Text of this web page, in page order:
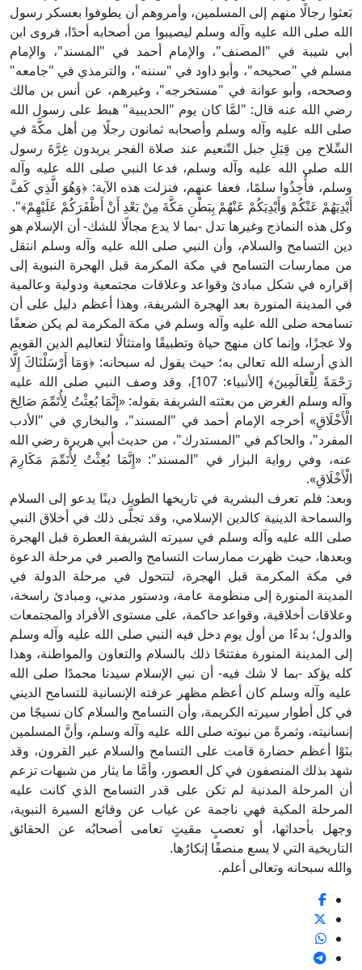
بَعثوا رجالًا منهم إلى المسلمين، وأمروهم أن يطوفوا بعسكر رسول
الله صلى الله عليه وآله وسلم ليصيبوا من أصحابه أحدًا، فروى ابن
أبي شيبة في "المصنف"، والإمام أحمد في "المسند"، والإمام
مسلم في "صحيحه"، وأبو داود في "سننه"، والترمذي في "جامعه"
وصححه، وأبو عوانة في "مستخرجه"، وغيرهم، عن أنس بن مالك
رضي الله عنه قال: "لمَّا كان يوم "الحديبية" هبط على رسول الله
صلى الله عليه وآله وسلم وأصحابه ثمانون رجلًا مِن أهل مكَّةَ في
السِّلاح مِن قِبَلِ جبل التّنعيم عند صلاة الفجر يريدون غِرَّةَ رسول
الله صلى الله عليه وآله وسلم، فدعا النبي صلى الله عليه وآله
وسلم، فأُخِذُوا سلمًا، فعفا عنهم، فنزلت هذه الآية: ﴿وَهُوَ الَّذِي كَفَّ
أَيْدِيَهُمْ عَنْكُمْ وَأَيْدِيَكُمْ عَنْهُمْ بِبَطْنِ مَكَّةَ مِنْ بَعْدِ أَنْ أَظْفَرَكُمْ عَلَيْهِمْ﴾".
وكل هذه النماذج وغيرها تدل -بما لا يدع مجالًا للشك- أن الإسلام هو
دين التسامح والسلام، وأن النبي صلى الله عليه وآله وسلم انتقل
من ممارسات التسامح في مكة المكرمة قبل الهجرة النبوية إلى
إقراره في شكل مبادئ وقواعد وعلاقات مجتمعية ودولية وعالمية
في المدينة المنورة بعد الهجرة الشريفة، وهذا أعظم دليل على أن
تسامحه صلى الله عليه وآله وسلم في مكة المكرمة لم يكن ضعفًا
ولا عجزًا، وإنما كان منهج حياة وتطبيقًا وامتثالًا لتعاليم الدين القويم
الذي أرسله الله تعالى به؛ حيث يقول له سبحانه: ﴿وَمَا أَرْسَلْنَاكَ إِلَّا
رَحْمَةً لِلْعَالَمِينَ﴾ [الأنبياء: 107]، وقد وصف النبي صلى الله عليه
وآله وسلم الغرض من بعثته الشريفة بقوله: «إِنَّمَا بُعِثْتُ لِأُتَمِّمَ صَالِحَ
الْأَخْلَاقِ» أخرجه الإمام أحمد في "المسند"، والبخاري في "الأدب
المفرد"، والحاكم في "المستدرك"، من حديث أبي هريرة رضي الله
عنه، وفي رواية البزار في "المسند": «إِنَّمَا بُعِثْتُ لِأُتَمِّمَ مَكَارِمَ
الْأَخْلَاقِ».
وبعد: فلم تعرف البشرية في تاريخها الطويل دينًا يدعو إلى السلام
والسماحة الدينية كالدين الإسلامي، وقد تجلَّى ذلك في أخلاق النبي
صلى الله عليه وآله وسلم في سيرته الشريفة العطرة قبل الهجرة
وبعدها، حيث ظهرت ممارسات التسامح والصبر في مرحلة الدعوة
في مكة المكرمة قبل الهجرة، لتتحول في مرحلة الدولة في
المدينة المنورة إلى منظومة عامة، ودستور مدني، ومبادئ راسخة،
وعلاقات أخلاقية، وقواعد حاكمة، على مستوى الأفراد والمجتمعات
والدول؛ بدءًا من أول يوم دخل فيه النبي صلى الله عليه وآله وسلم
إلى المدينة المنورة مفتتحًا ذلك بالسلام والتعاون والمواطنة، وهذا
كله يؤكد -بما لا شك فيه- أن نبي الإسلام سيدنا محمدًا صلى الله
عليه وآله وسلم كان أعظم مظهر عرفته الإنسانية للتسامح الديني
في كل أطوار سيرته الكريمة، وأن التسامح والسلام كان نسيجًا من
إنسانيته، وثمرةً من نبوته صلى الله عليه وآله وسلم، وأنَّ المسلمين
بنَوْا أعظم حضارة قامت على التسامح والسلام عبر القرون، وقد
شهد بذلك المنصفون في كل العصور، وأمَّا ما يثار من شبهات تزعم
أن المرحلة المدنية لم تكن على قدر التسامح الذي كانت عليه
المرحلة المكية فهي ناجمة عن غياب عن وقائع السيرة النبوية،
وجهل بأحداثها، أو تعصبٍ مقيتٍ تعامى أصحابُه عن الحقائق
التاريخية التي لا يسع منصفًا إنكارُها.
والله سبحانه وتعالى أعلم.